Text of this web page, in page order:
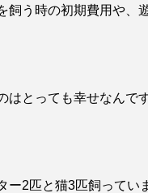
飼う時の初期費用や、
はとっても幸せなん
ー2匹と猫3匹飼ってい